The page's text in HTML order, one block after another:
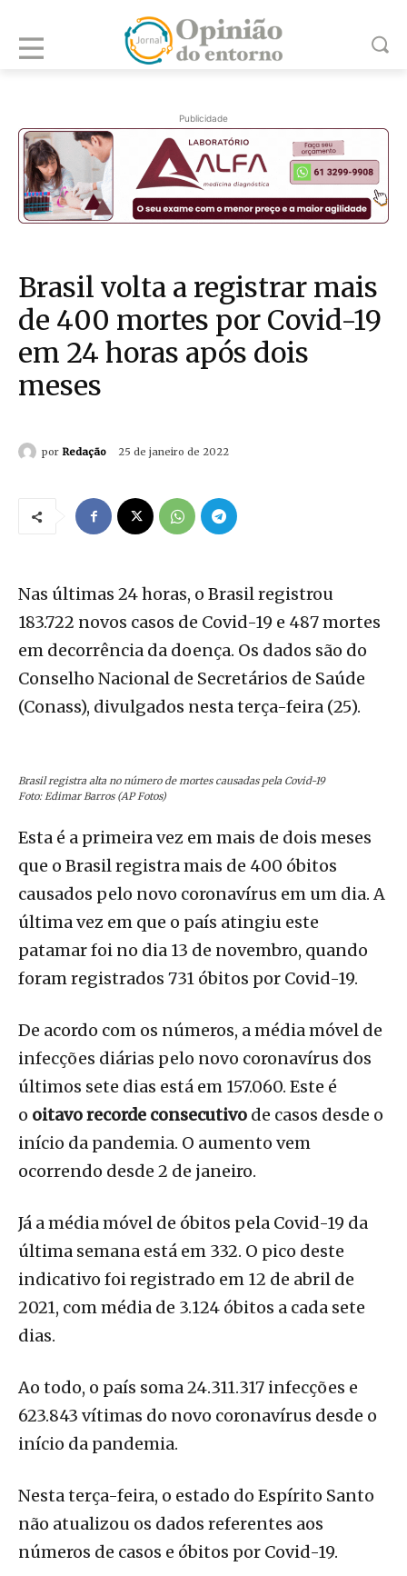
Publicidade
Brasil volta a registrar mais
de 400 mortes por Covid-19
em 24 horas após dois
meses
por Redação 25 de janeiro de 2022
Nas últimas 24 horas, o Brasil registrou
183.722 novos casos de Covid-19 e 487 mortes
em decorrência da doença. Os dados são do
Conselho Nacional de Secretários de Saúde
(Conass), divulgados nesta terça-feira (25).
Brasil registra alta no número de mortes causadas pela Covid-19
Foto: Edimar Barros (AP Fotos)
Esta é a primeira vez em mais de dois meses
que o Brasil registra mais de 400 óbitos
causados pelo novo coronavírus em um dia. A
última vez em que o país atingiu este
patamar foi no dia 13 de novembro, quando
foram registrados 731 óbitos por Covid-19.
De acordo com os números, a média móvel de
infecções diárias pelo novo coronavírus dos
últimos sete dias está em 157.060. Este é
o oitavo recorde consecutivo de casos desde o
início da pandemia. O aumento vem
ocorrendo desde 2 de janeiro.
Já a média móvel de óbitos pela Covid-19 da
última semana está em 332. O pico deste
indicativo foi registrado em 12 de abril de
2021, com média de 3.124 óbitos a cada sete
dias.
Ao todo, o país soma 24.311.317 infecções e
623.843 vítimas do novo coronavírus desde o
início da pandemia.
Nesta terça-feira, o estado do Espírito Santo
não atualizou os dados referentes aos
números de casos e óbitos por Covid-19.